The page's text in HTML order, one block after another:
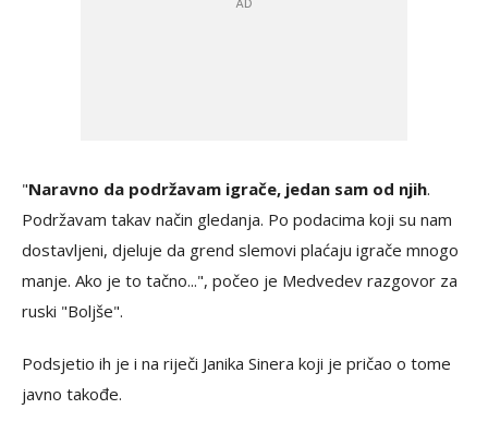
"Naravno da podržavam igrače, jedan sam od njih.
Podržavam takav način gledanja. Po podacima koji su nam
dostavljeni, djeluje da grend slemovi plaćaju igrače mnogo
manje. Ako je to tačno...", počeo je Medvedev razgovor za
ruski "Boljše".
Podsjetio ih je i na riječi Janika Sinera koji je pričao o tome
javno takođe.